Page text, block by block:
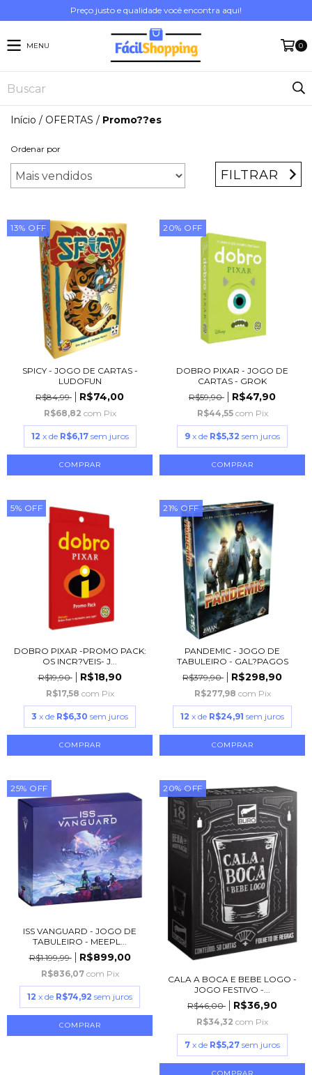
Preço justo e qualidade você encontra aqui!
MENU 0
Início / OFERTAS / Promo??es
Ordenar por
FILTRAR
13% OFF
SPICY - JOGO DE CARTAS -
LUDOFUN
R$84,99
R$74,00
R$68,82 com Pix
12 x de R$6,17 sem juros
20% OFF
DOBRO PIXAR - JOGO DE
CARTAS - GROK
R$59,90
R$47,90
R$44,55 com Pix
9 x de R$5,32 sem juros
5% OFF
DOBRO PIXAR -PROMO PACK:
OS INCR?VEIS- J...
R$19,90
R$18,90
R$17,58 com Pix
3 x de R$6,30 sem juros
21% OFF
PANDEMIC - JOGO DE
TABULEIRO - GAL?PAGOS
R$379,90
R$298,90
R$277,98 com Pix
12 x de R$24,91 sem juros
25% OFF
ISS VANGUARD - JOGO DE
TABULEIRO - MEEPL...
R$1.199,99
R$899,00
R$836,07 com Pix
12 x de R$74,92 sem juros
20% OFF
CALA A BOCA E BEBE LOGO -
JOGO FESTIVO -...
R$46,00
R$36,90
R$34,32 com Pix
7 x de R$5,27 sem juros